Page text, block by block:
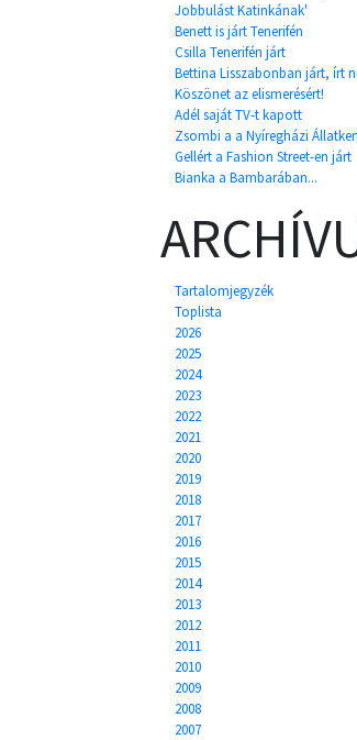
Jobbulást Katinkának'
Benett is járt Tenerifén
Csilla Tenerifén járt
Bettina Lisszabonban járt, írt
Köszönet az elismerésért!
Adél saját TV-t kapott
Zsombi a a Nyíregházi
Gellért a Fashion Street-en járt
Bianka a Bambarában...
Tartalomjegyzék
Toplista
2026
2025
2024
2023
2022
2021
2020
2019
2018
2017
2016
2015
2014
2013
2012
2011
2010
2009
2008
2007